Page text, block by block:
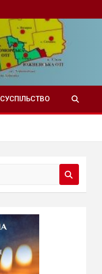
СУСПІЛЬСТВО